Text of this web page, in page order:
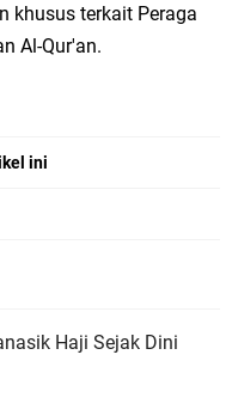
khusus terkait Peraga
Al-Qur'an.
ini
Haji Sejak Dini